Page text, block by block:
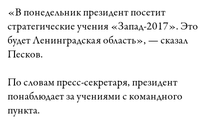
«В понедельник президент посетит
стратегические учения «Запад-2017». Это
будет Ленинградская область», — сказал
Песков.
По словам пресс-секретаря, президент
понаблюдает за учениями с командного
пункта.